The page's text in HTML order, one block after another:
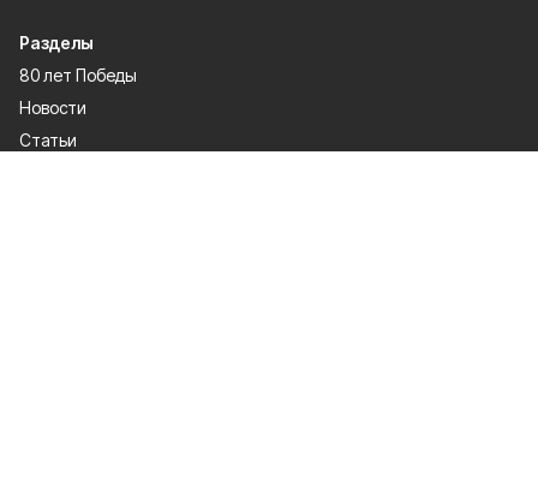
Разделы
80 лет Победы
Новости
Статьи